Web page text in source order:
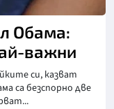
Обама:
важни
си, казват
са безспорно две